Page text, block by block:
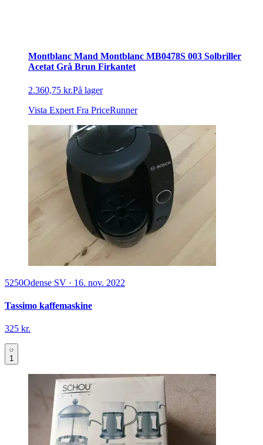
Montblanc Mand Montblanc MB0478S 003 Solbriller
Acetat Grå Brun Firkantet
2.360,75 kr.På lager
Vista Expert Fra PriceRunner
5250Odense SV · 16. nov. 2022
Tassimo kaffemaskine
325 kr.
1